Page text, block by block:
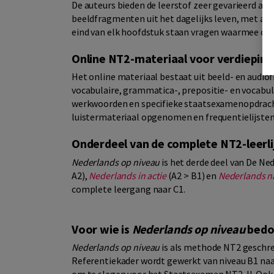
De auteurs bieden de leerstof zeer gevarieerd
beeldfragmenten uit het dagelijks leven, met
eind van elk hoofdstuk staan vragen waarmee
Online NT2-materiaal voor verdieping
Het online materiaal bestaat uit beeld- en
vocabulaire, grammatica-, prepositie- en
werkwoorden en specifieke
luistermateriaal opgenomen en
Onderdeel van de complete NT2-
Nederlands op niveauis het derde deel van De
A2), Nederlands in actie(A2 > B1) en Nederlands
complete leergang naar C1.
Voor wie is Nederlands op niveau
Nederlands op niveauis als methode NT2
Referentiekader wordt gewerkt van niveau B1